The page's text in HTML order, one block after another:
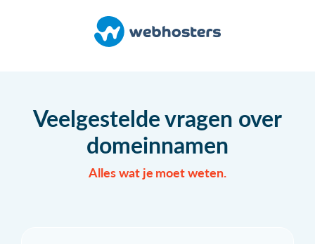
Veelgestelde vragen over
domeinnamen
Alles wat je moet weten.